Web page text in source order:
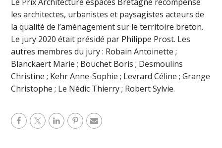
les architectes, urbanistes et paysagistes acteurs de
la qualité de l’aménagement sur le territoire breton.
Le jury 2020 était présidé par Philippe Prost. Les
autres membres du jury : Robain Antoinette ;
Blanckaert Marie ; Bouchet Boris ; Desmoulins
Christine ; Kehr Anne-Sophie ; Levrard Céline ; Grange
Christophe ; Le Nédic Thierry ; Robert Sylvie.